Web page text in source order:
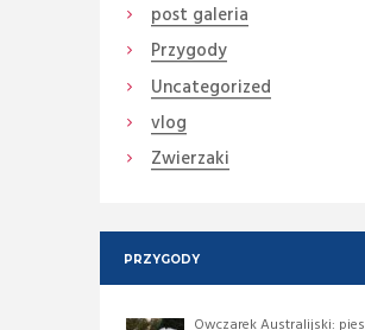
post galeria
Przygody
Uncategorized
vlog
Zwierzaki
PRZYGODY